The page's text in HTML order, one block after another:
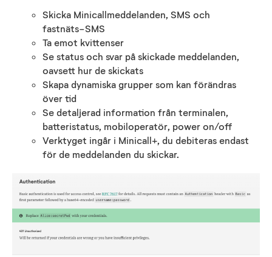
Skicka Minicallmeddelanden, SMS och
fastnäts-SMS
Ta emot kvittenser
Se status och svar på skickade meddelanden,
oavsett hur de skickats
Skapa dynamiska grupper som kan förändras
över tid
Se detaljerad information från terminalen,
batteristatus, mobiloperatör, power on/off
Verktyget ingår i Minicall+, du debiteras endast
för de meddelanden du skickar.